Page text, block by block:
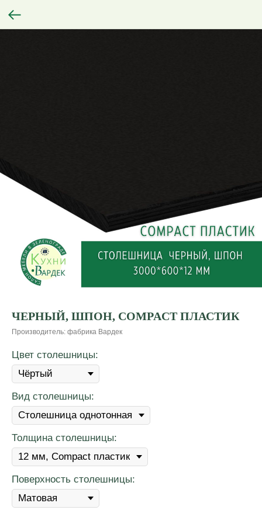
ЧЕРНЫЙ, ШПОН, COMPACT ПЛАСТИК
Производитель: фабрика Вардек
Цвет столешницы:
Вид столешницы:
Толщина столешницы:
Поверхность столешницы: